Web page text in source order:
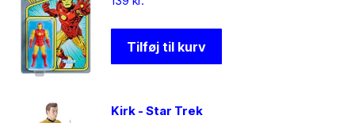
Tilføj til kurv
Kirk - Star Trek